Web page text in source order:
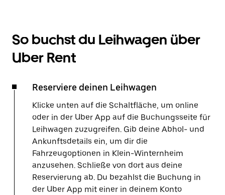
So buchst du Leihwagen über
Uber Rent
Reserviere deinen Leihwagen
Klicke unten auf die Schaltfläche, um online
oder in der Uber App auf die Buchungsseite für
Leihwagen zuzugreifen. Gib deine Abhol- und
Ankunftsdetails ein, um dir die
Fahrzeugoptionen in Klein-Winternheim
anzusehen. Schließe von dort aus deine
Reservierung ab. Du bezahlst die Buchung in
der Uber App mit einer in deinem Konto